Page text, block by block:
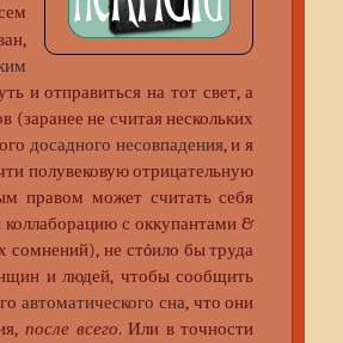
и отправиться на тот свет, а
не считая нескольких
досадного несовпадения, и я
полувековую отрицательную
правом может считать себя
коллаборацию с оккупантами &
сомнений), не стóило бы труда
и людей, чтобы сообщить
автоматического сна, что они
после всего. Или в точности